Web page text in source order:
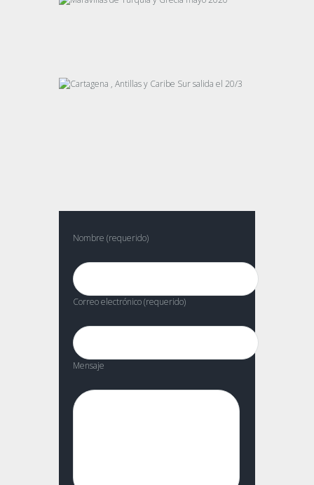
Nombre (requerido)
Correo electrónico (requerido)
Mensaje